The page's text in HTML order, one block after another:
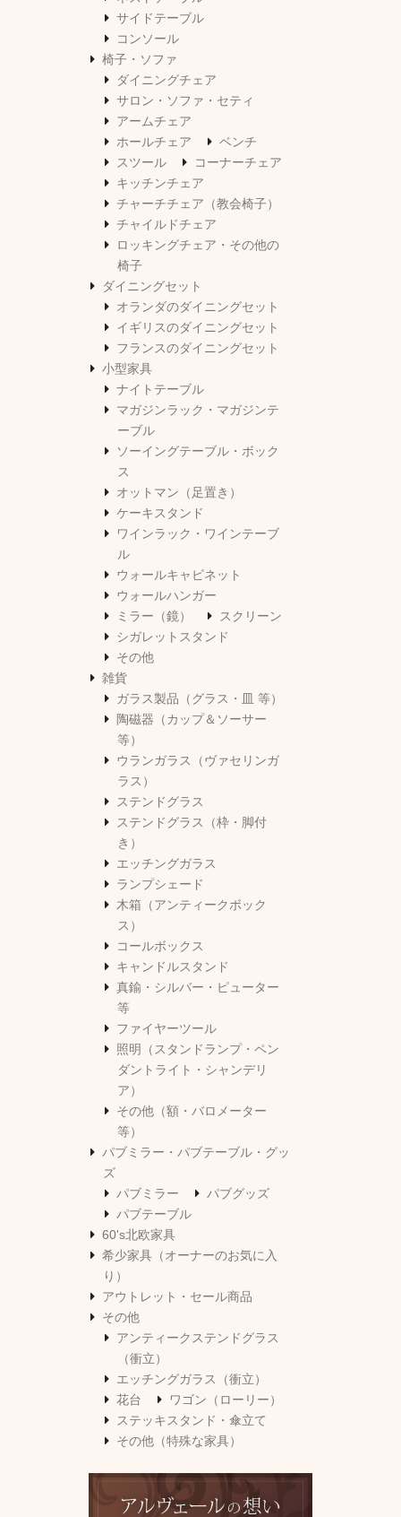
サイドテーブル
コンソール
椅子・ソファ
ダイニングチェア
サロン・ソファ・セティ
アームチェア
ホールチェア
ベンチ
スツール
コーナーチェア
キッチンチェア
チャーチチェア（教会椅子）
チャイルドチェア
ロッキングチェア・その他の
椅子
ダイニングセット
オランダのダイニングセット
イギリスのダイニングセット
フランスのダイニングセット
小型家具
ナイトテーブル
マガジンラック・マガジンテ
ーブル
ソーイングテーブル・ボック
ス
オットマン（足置き）
ケーキスタンド
ワインラック・ワインテーブ
ル
ウォールキャビネット
ウォールハンガー
ミラー（鏡）
スクリーン
シガレットスタンド
その他
雑貨
ガラス製品（グラス・皿 等）
陶磁器（カップ＆ソーサー
等）
ウランガラス（ヴァセリンガ
ラス）
ステンドグラス
ステンドグラス（枠・脚付
き）
エッチングガラス
ランプシェード
木箱（アンティークボック
ス）
コールボックス
キャンドルスタンド
真鍮・シルバー・ピューター
等
ファイヤーツール
照明（スタンドランプ・ペン
ダントライト・シャンデリ
ア）
その他（額・バロメーター
等）
パブミラー・パブテーブル・グッ
ズ
パブミラー
パブグッズ
パブテーブル
60's北欧家具
希少家具（オーナーのお気に入
り）
アウトレット・セール商品
その他
アンティークステンドグラス
（衝立）
エッチングガラス（衝立）
花台
ワゴン（ローリー）
ステッキスタンド・傘立て
その他（特殊な家具）